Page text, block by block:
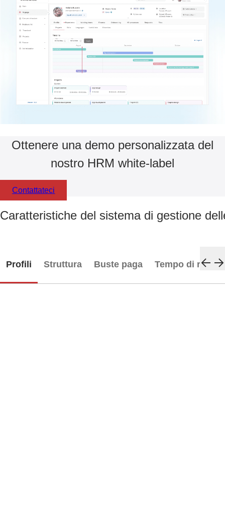
Ottenere una demo personalizzata del
nostro HRM white-label
Contattateci
Caratteristiche del sistema di gestione
Profili Struttura Buste paga Tempo di riposo